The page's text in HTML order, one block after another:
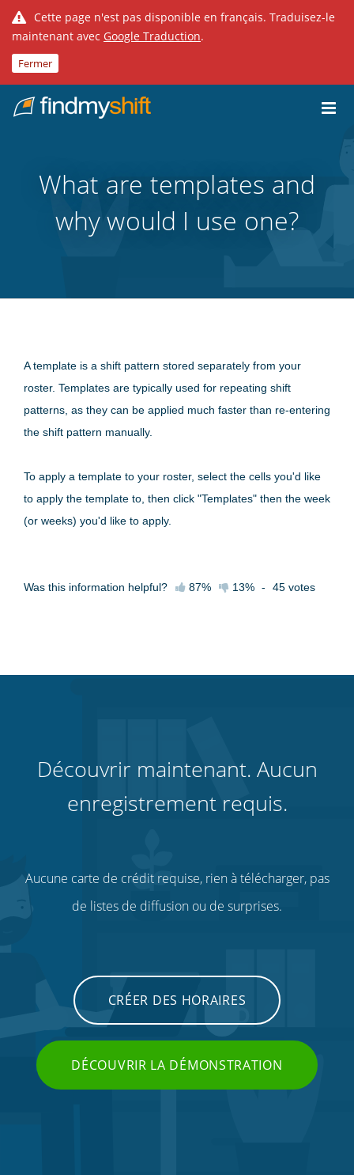
Cette page n'est pas disponible en français. Traduisez-le
maintenant avec Google Traduction.
Fermer
Fixe
What are templates and
why would I use one?
A template is a shift pattern stored separately from your
roster. Templates are typically used for repeating shift
patterns, as they can be applied much faster than re-entering
the shift pattern manually.
To apply a template to your roster, select the cells you'd like
to apply the template to, then click "Templates" then the week
(or weeks) you'd like to apply.
Was this information helpful? 87% 13% - 45 votes
Découvrir maintenant. Aucun
enregistrement requis.
Aucune carte de crédit requise, rien à télécharger, pas
de listes de diffusion ou de surprises.
CRÉER DES HORAIRES
DÉCOUVRIR LA DÉMONSTRATION